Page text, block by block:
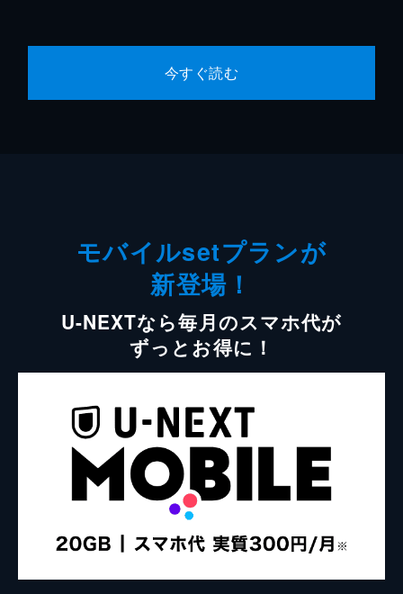
今すぐ読む
モバイルsetプランが
新登場！
U-NEXTなら毎月のスマホ代が
ずっとお得に！